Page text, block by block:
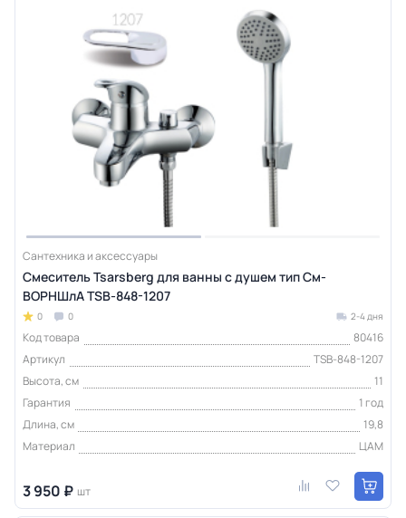
Сантехника и аксессуары
Смеситель Tsarsberg для ванны с душем тип См-
ВОРНШлА TSB-848-1207
0 0 2-4 дня
Код товара
80416
Артикул
TSB-848-1207
Высота, см
11
Гарантия
1 год
Длина, см
19,8
Материал
ЦАМ
3 950 ₽ шт